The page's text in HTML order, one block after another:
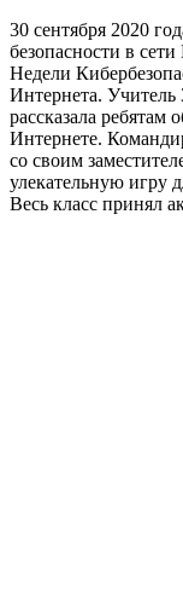
30 сентября 2020
безопасности в
Недели
Интернета.
рассказала
Интернете.
со своим
улекательную игру
Весь класс принял